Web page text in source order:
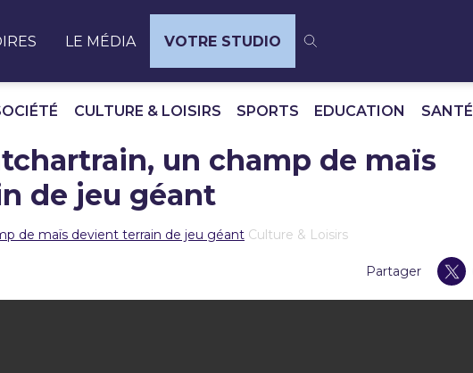
LE MÉDIA VOTRE STUDIO
CULTURE & LOISIRS SPORTS EDUCATION SANTÉ
un champ de maïs
de jeu géant
de maïs devient terrain de jeu géant Culture & Loisirs
Partager